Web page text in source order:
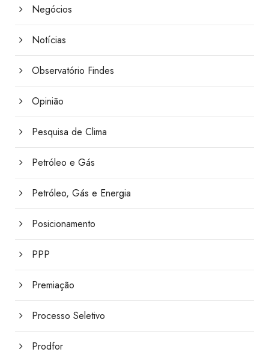
Negócios
Notícias
Observatório Findes
Opinião
Pesquisa de Clima
Petróleo e Gás
Petróleo, Gás e Energia
Posicionamento
PPP
Premiação
Processo Seletivo
Prodfor